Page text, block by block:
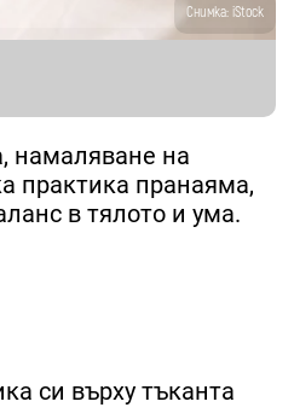
Снимка: iStock
намаляване на
практика пранаяма,
в тялото и ума.
си върху тъканта